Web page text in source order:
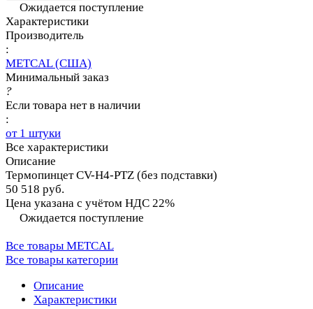
Ожидается поступление
Характеристики
Производитель
:
METCAL (США)
Минимальный заказ
?
Если товара нет в наличии
:
от 1 штуки
Все характеристики
Описание
Термопинцет CV-H4-PTZ (без подставки)
50 518 руб.
Цена указана с учётом НДС 22%
Ожидается поступление
Все товары METCAL
Все товары категории
Описание
Характеристики